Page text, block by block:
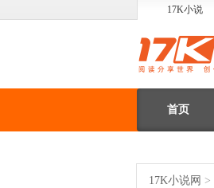
17K小说
首页
17K小说网 >